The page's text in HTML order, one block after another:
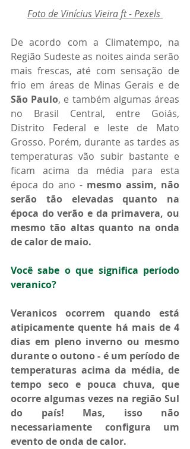
Foto de Vinícius Vieira ft - Pexels
De acordo com a Climatempo, na
Região Sudeste as noites ainda serão
mais frescas, até com sensação de
São Paulo, e também algumas áreas
no Brasil Central, entre Goiás,
Distrito Federal e leste de Mato
Grosso. Porém, durante as tardes as
temperaturas vão subir bastante e
ficam acima da média para esta
época do ano - mesmo assim, não
serão tão elevadas quanto na
época do verão e da primavera, ou
mesmo tão altas quanto na onda
de calor de maio.
Você sabe o que significa período
veranico?
Veranicos ocorrem quando está
atipicamente quente há mais de 4
dias em pleno inverno ou mesmo
durante o outono - é um período de
temperaturas acima da média, de
tempo seco e pouca chuva, que
ocorre algumas vezes na região Sul
do país! Mas, isso não
necessariamente configura um
evento de onda de calor.